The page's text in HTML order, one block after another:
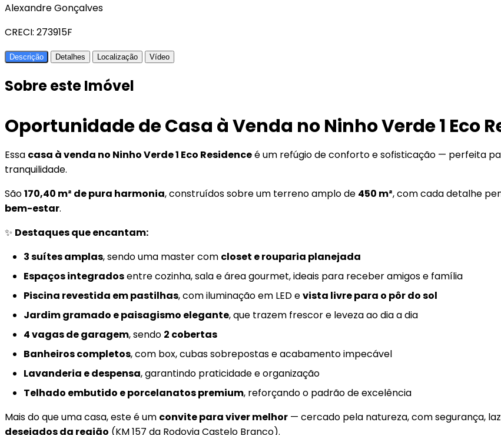
Alexandre Gonçalves
CRECI: 273915F
Descrição Detalhes Localização Vídeo
Sobre este Imóvel
Oportunidade de Casa à Venda no Ninho Verde 1 Eco
Essa casa à venda no Ninho Verde 1 Eco Residenceé um refúgio de conforto e sofisticação — perfeita
tranquilidade.
São170,40 m² de pura harmonia, construídos sobre um terreno amplo de 450 m², com cada detalhe
bem-estar.
✨ Destaques que encantam:
3 suítes amplas, sendo uma master com closet e rouparia planejada
Espaços integradosentre cozinha, sala e área gourmet, ideais para receber amigos e família
Piscina revestida em pastilhas, com iluminação em LED evista livre para o pôr do sol
Jardim gramado e paisagismo elegante, que trazem frescor e leveza ao dia a dia
4 vagas de garagem, sendo 2 cobertas
Banheiros completos, com box, cubas sobrepostas e acabamento impecável
Lavanderia e despensa, garantindo praticidade e organização
Telhado embutido e porcelanatos premium, reforçando o padrão de excelência
Mais do que uma casa, este é um convite para viver melhor — cercado pela natureza, com segurança,
desejados da região (KM 157 da Rodovia Castelo Branco).